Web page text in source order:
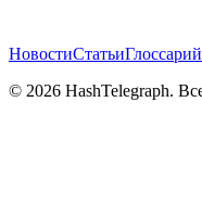
НовостиСтатьиГлоссарий
© 2026 HashTelegraph.